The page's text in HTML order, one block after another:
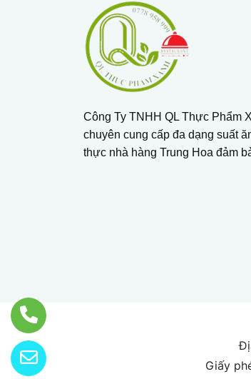
Công Ty TNHH QL Thực Phẩm
chuyên cung cấp đa dạng suất
thực nhà hàng Trung Hoa đảm
Giấy